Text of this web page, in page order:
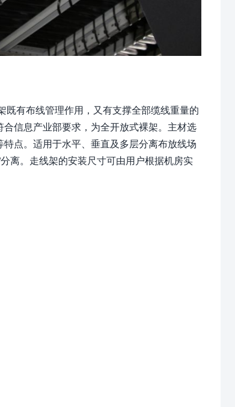
有布线管理作用，又有支撑全部缆线重量的
信息产业部要求，为全开放式裸架。主材选
点。适用于水平、垂直及多层分离布放线场
离。走线架的安装尺寸可由用户根据机房实